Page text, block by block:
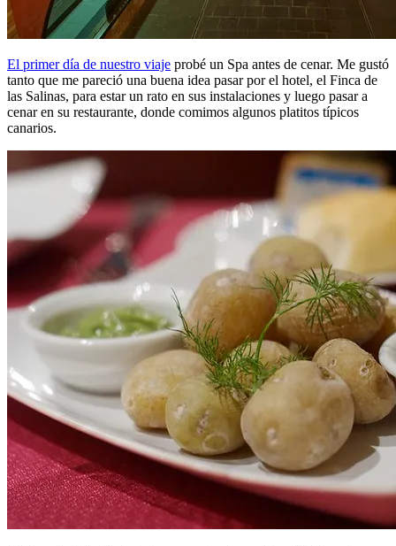
El primer día de nuestro viaje probé un Spa antes de cenar. Me gustó
tanto que me pareció una buena idea pasar por el hotel, el Finca de
las Salinas, para estar un rato en sus instalaciones y luego pasar a
cenar en su restaurante, donde comimos algunos platitos típicos
canarios.